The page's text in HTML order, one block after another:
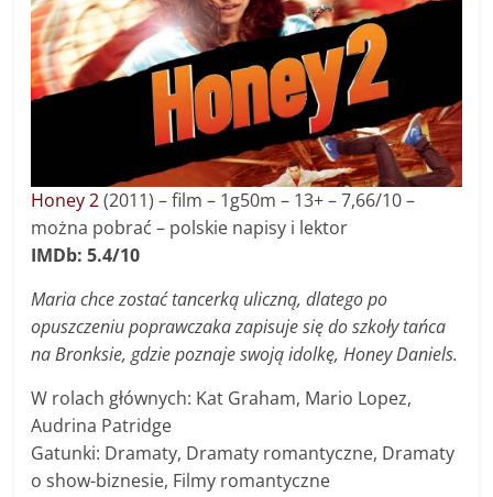
Honey 2(2011) – film – 1g50m – 13+ –7,66/10 –
można pobrać – polskie napisy i lektor
IMDb: 5.4/10
Maria chce zostać tancerką uliczną, dlatego po
opuszczeniu poprawczaka zapisuje się do szkoły tańca
na Bronksie, gdzie poznaje swoją idolkę, Honey Daniels.
W rolach głównych: Kat Graham, Mario Lopez,
Audrina Patridge
Gatunki: Dramaty, Dramaty romantyczne, Dramaty
o show-biznesie, Filmy romantyczne